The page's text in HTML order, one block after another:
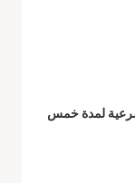
لمدة خمس